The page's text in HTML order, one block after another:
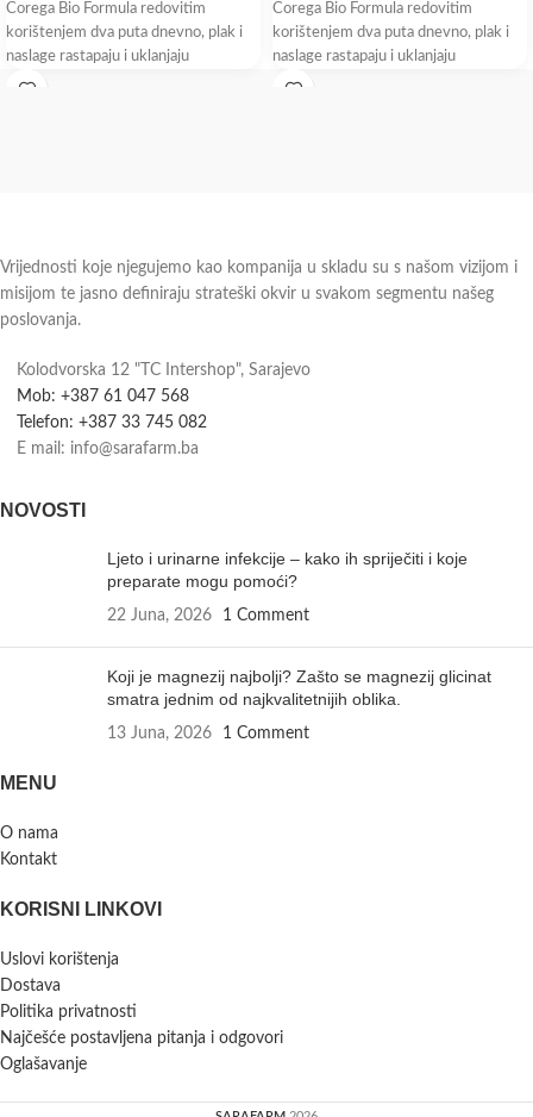
Corega Bio Formula redovitim
korištenjem dva puta dnevno, plak i
naslage rastapaju i uklanjaju
hidrodinamično
Corega Bio Formula redovitim
korištenjem dva puta dnevno, plak i
naslage rastapaju i uklanjaju
hidrodinamično
Vrijednosti koje njegujemo kao kompanija u skladu su s našom vizijom i
misijom te jasno definiraju strateški okvir u svakom segmentu našeg
poslovanja.
Kolodvorska 12 "TC Intershop", Sarajevo
Mob: +387 61 047 568
Telefon: +387 33 745 082
E mail: info@sarafarm.ba
NOVOSTI
Ljeto i urinarne infekcije – kako ih spriječiti i koje
preparate mogu pomoći?
22 Juna, 2026 1 Comment
Koji je magnezij najbolji? Zašto se magnezij glicinat
smatra jednim od najkvalitetnijih oblika.
13 Juna, 2026 1 Comment
MENU
O nama
Kontakt
KORISNI LINKOVI
Uslovi korištenja
Dostava
Politika privatnosti
Najčešće postavljena pitanja i odgovori
Oglašavanje